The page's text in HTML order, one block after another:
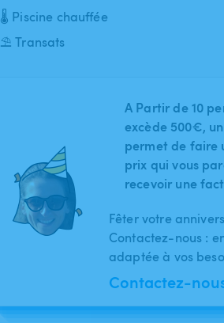
🌡️ Piscine chauffée
⛱️ Transats
A Partir de 10
excède 500€,
permet de faire
prix qui vous
recevoir une
Fêter votre
Contactez-nous :
adaptée à vos
Contactez-